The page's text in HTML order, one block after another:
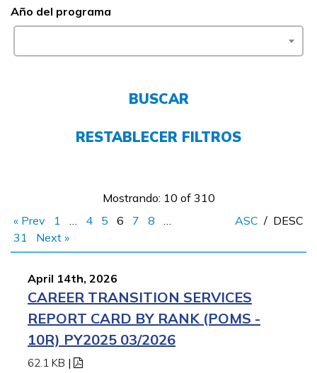
FAQs
Año del programa
BUSCAR
RESTABLECER FILTROS
Mostrando: 10 of 310
« Prev
1 … 4 5 6 7 8
…
31
Next »
ASC / DESC
April 14th, 2026
CAREER TRANSITION SERVICES
REPORT CARD BY RANK (POMS -
10R) PY2025 03/2026
62.1 KB |